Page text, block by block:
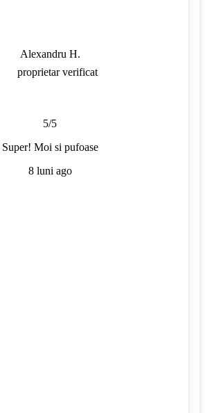
Alexandru H.
proprietar verificat
5/5
Super! Moi si pufoase
8 luni ago